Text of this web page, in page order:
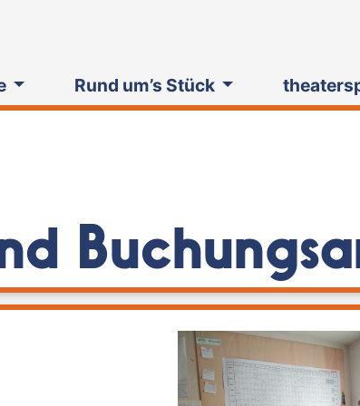
Rund um’s Stück